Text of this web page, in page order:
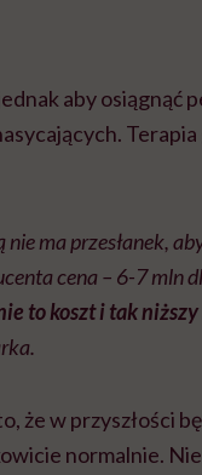
aby osiągnąć
ma przesłanek,
cena – 6-7 mln
to koszt i tak
że w przyszłości
normalnie.